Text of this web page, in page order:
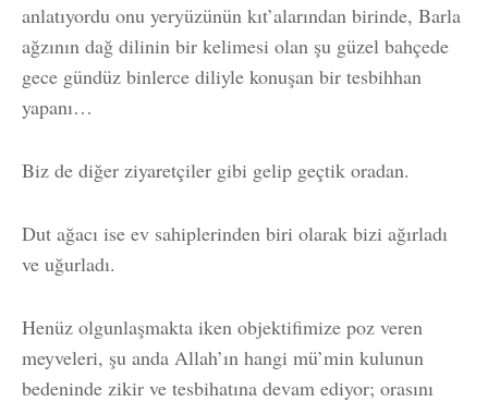
anlatıyordu onu yeryüzünün kıt’alarından birinde, Barla
ağzının dağ dilinin bir kelimesi olan şu güzel bahçede
gece gündüz binlerce diliyle konuşan bir tesbihhan
yapanı…
Biz de diğer ziyaretçiler gibi gelip geçtik oradan.
Dut ağacı ise ev sahiplerinden biri olarak bizi ağırladı
ve uğurladı.
Henüz olgunlaşmakta iken objektifimize poz veren
meyveleri, şu anda Allah’ın hangi mü’min kulunun
bedeninde zikir ve tesbihatına devam ediyor; orasını